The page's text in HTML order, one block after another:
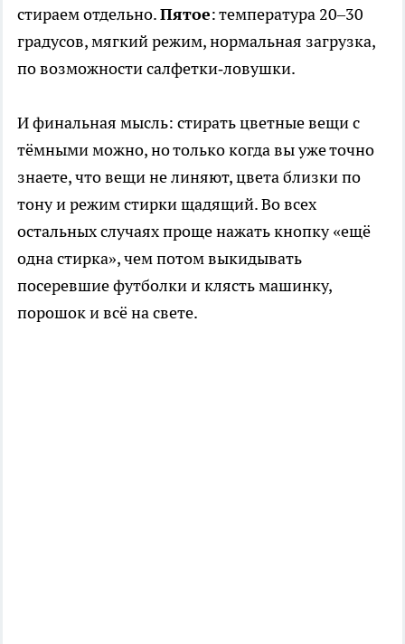
стираем отдельно.Пятое: температура 20–30
градусов, мягкий режим, нормальная загрузка,
по возможности салфетки‑ловушки.
И финальная мысль: стирать цветные вещи с
тёмными можно, но только когда вы уже точно
знаете, что вещи не линяют, цвета близки по
тону и режим стирки щадящий. Во всех
остальных случаях проще нажать кнопку «ещё
одна стирка», чем потом выкидывать
посеревшие футболки и клясть машинку,
порошок и всё на свете.